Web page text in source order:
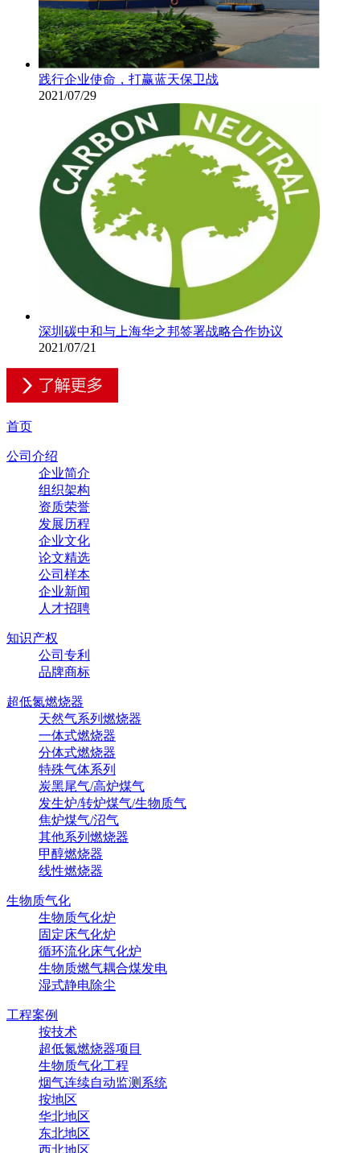
践行企业使命，打赢蓝天保卫战
2021/07/29
深圳碳中和与上海华之邦签署战略合作协议
2021/07/21
首页
公司介绍
企业简介
组织架构
资质荣誉
发展历程
企业文化
论文精选
公司样本
企业新闻
人才招聘
知识产权
公司专利
品牌商标
超低氮燃烧器
天然气系列燃烧器
一体式燃烧器
分体式燃烧器
特殊气体系列
炭黑尾气/高炉煤气
发生炉/转炉煤气/生物质气
焦炉煤气/沼气
其他系列燃烧器
甲醇燃烧器
线性燃烧器
生物质气化
生物质气化炉
固定床气化炉
循环流化床气化炉
生物质燃气耦合煤发电
湿式静电除尘
工程案例
按技术
超低氮燃烧器项目
生物质气化工程
烟气连续自动监测系统
按地区
华北地区
东北地区
西北地区